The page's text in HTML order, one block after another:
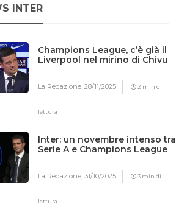
INTER
Champions League, c’è già il
Liverpool nel mirino di Chivu
La Redazione,28/11/2025 2 min di
lettura
Inter: un novembre intenso tra
Serie A e Champions League
La Redazione,31/10/2025 3 min di
lettura